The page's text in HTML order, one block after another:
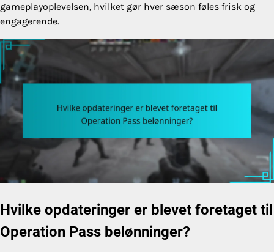
gameplayoplevelsen, hvilket gør hver sæson føles frisk og
engagerende.
Hvilke opdateringer er blevet foretaget til
Operation Pass belønninger?